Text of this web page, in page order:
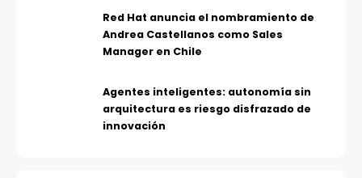
Red Hat anuncia el nombramiento de
Andrea Castellanos como Sales
Manager en Chile
Agentes inteligentes: autonomía sin
arquitectura es riesgo disfrazado de
innovación